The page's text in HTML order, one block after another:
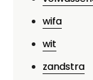
wifa
wit
zandstra